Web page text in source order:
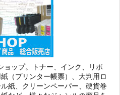
ョップ。トナー、インク、リボ
（プリンター帳票）、大判用ロ
紙、クリーンペーパー、硬貨巻